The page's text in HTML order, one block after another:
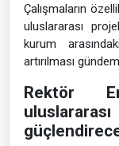
Çalışmaların
uluslararası
kurum
artırılması
Rektör